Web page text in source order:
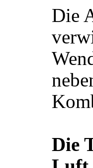
Die
Die